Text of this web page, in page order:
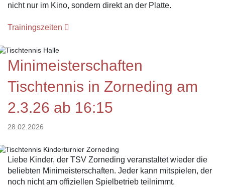
nicht nur im Kino, sondern direkt an der Platte.
Trainingszeiten
Minimeisterschaften
Tischtennis in Zorneding am
2.3.26 ab 16:15
28.02.2026
Liebe Kinder, der TSV Zorneding veranstaltet wieder die
beliebten Minimeisterschaften. Jeder kann mitspielen, der
noch nicht am offiziellen Spielbetrieb teilnimmt.